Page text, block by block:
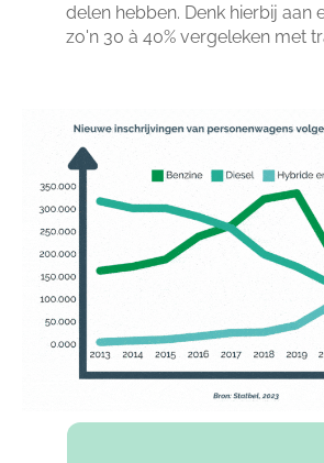
delen hebben. Denk hierbij aan
zo'n 30 à 40% vergeleken met